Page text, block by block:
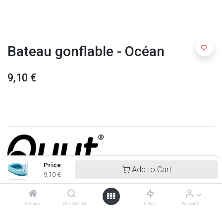
Price:
9,10 €
Add to Cart
Accueil Rechercher Offers Account
Bateau gonflable - Océan
9,10 €